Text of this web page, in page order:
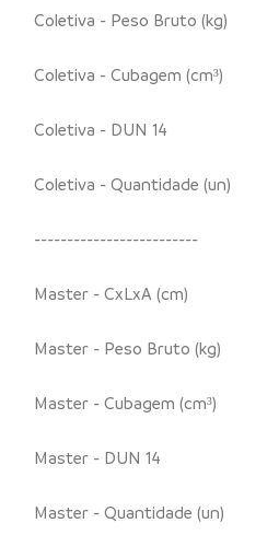
Coletiva - Peso Bruto (kg)
Coletiva - Cubagem (cm³)
Coletiva - DUN 14
Coletiva - Quantidade (un)
-------------------------
Master - CxLxA (cm)
Master - Peso Bruto (kg)
Master - Cubagem (cm³)
Master - DUN 14
Master - Quantidade (un)